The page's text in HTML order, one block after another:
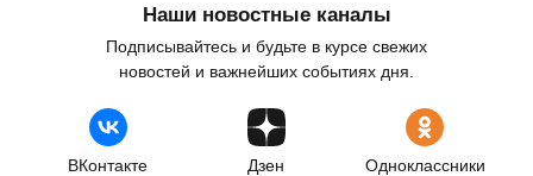
Наши новостные каналы
Подписывайтесь и будьте в курсе свежих
новостей и важнейших событиях дня.
ВКонтакте Дзен Одноклассники